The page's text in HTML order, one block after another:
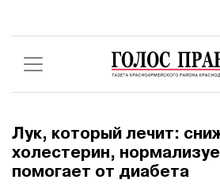
Лук, который лечит:
холестерин,
помогает от диабета